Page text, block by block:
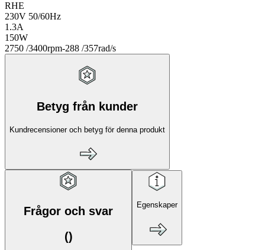
RHE
230V 50/60Hz
1.3A
150W
2750 /3400rpm-288 /357rad/s
Betyg från kunder
Kundrecensioner och betyg för denna produkt
Frågor och svar
()
Egenskaper